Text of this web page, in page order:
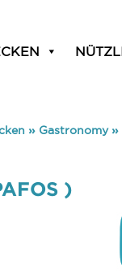
» Gastronomy»
)